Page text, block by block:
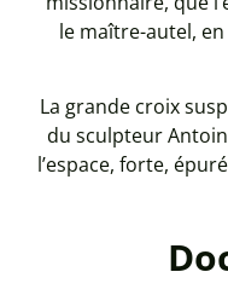
le maître-autel,
La grande croix
du sculpteur
l’espace, forte,